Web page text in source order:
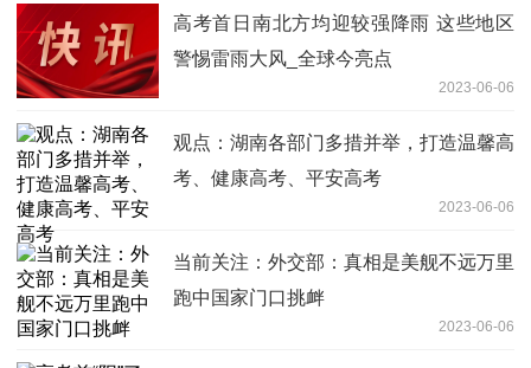
高考首日南北方均迎较强降雨 这些地区
警惕雷雨大风_全球今亮点
2023-06-06
观点：湖南各部门多措并举，打造温馨高
考、健康高考、平安高考
2023-06-06
当前关注：外交部：真相是美舰不远万里
跑中国家门口挑衅
2023-06-06